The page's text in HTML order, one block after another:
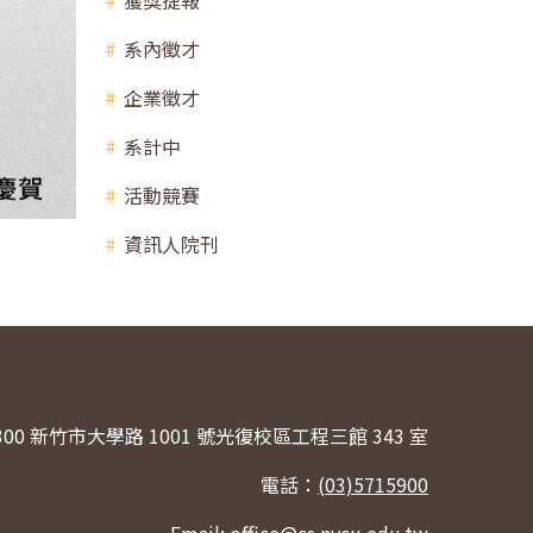
系內徵才
企業徵才
系計中
活動競賽
資訊人院刊
新竹市大學路 1001 號光復校區工程三館 343 室
電話： (03)5715900